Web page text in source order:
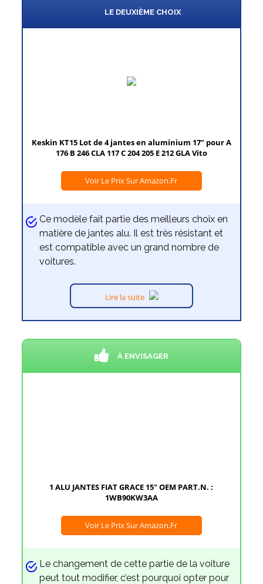
LE DEUXIÈME CHOIX
Keskin KT15 Lot de 4 jantes en aluminium 17" pour A
176 B 246 CLA 117 C 204 205 E 212 GLA Vito
Voir Le Prix Sur Amazon.fr
Ce modèle fait partie des meilleurs choix en
matière de jantes alu. Il est très résistant et
est compatible avec un grand nombre de
voitures.
Lire la suite
À ENVISAGER
1 ALU JANTES FIAT GRACE 15" OEM PART.N. :
1WB90KW3AA
Voir Le Prix Sur Amazon.fr
Le changement de cette partie de la voiture
peut tout modifier, c’est pourquoi opter pour